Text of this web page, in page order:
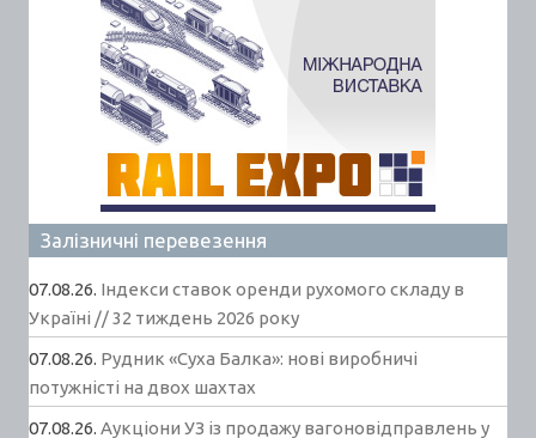
Залізничні перевезення
07.08.26. Індекси ставок оренди рухомого складу в
Україні // 32 тиждень 2026 року
07.08.26. Рудник «Суха Балка»: нові виробничі
потужністі на двох шахтах
07.08.26. Аукціони УЗ із продажу вагоновідправлень у